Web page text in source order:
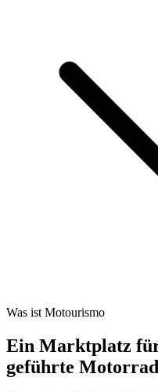
Was ist Motourismo
Ein Marktplatz
geführte